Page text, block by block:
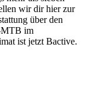
wir dir hier zur
über den
MTB im
ist jetzt Bactive.